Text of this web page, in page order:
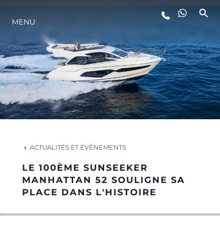
L'INNOVATION
LA SOCIÉTÉ
NOTRE ÉQUIPE
NOTRE HÉRITAGE
ESTIMEZ VOTRE BATEAU
MENU
ACTUALITÉS ET ÉVÉNEMENTS
LE 100ÈME SUNSEEKER
MANHATTAN 52 SOULIGNE SA
PLACE DANS L'HISTOIRE